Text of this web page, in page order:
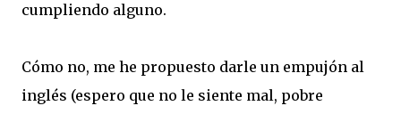
cumpliendo alguno.
Cómo no, me he propuesto darle un empujón al
inglés (espero que no le siente mal, pobre